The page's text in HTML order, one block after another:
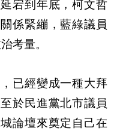
宕到年底，柯文哲
係緊繃，藍綠議員
考量。
已經變成一種大拜
於民進黨北市議員
論壇來奠定自己在